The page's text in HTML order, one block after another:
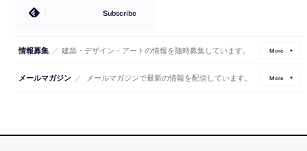
Subscribe
情報募集 ／ 建築・デザイン・アートの情報を随時募集しています。 More
メールマガジン ／ メールマガジンで最新の情報を配信しています。 More